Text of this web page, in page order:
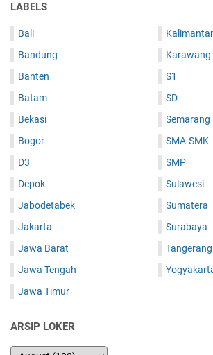
LABELS
Bali
Bandung
Banten
Batam
Bekasi
Bogor
D3
Depok
Jabodetabek
Jakarta
Jawa Barat
Jawa Tengah
Jawa Timur
Karawang
S1
SD
Semarang
SMA-SMK
SMP
Sulawesi
Sumatera
Surabaya
Tangerang
ARSIP LOKER